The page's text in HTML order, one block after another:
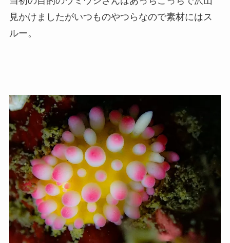
見かけましたがいつものやつらなので素材にはス
ルー。